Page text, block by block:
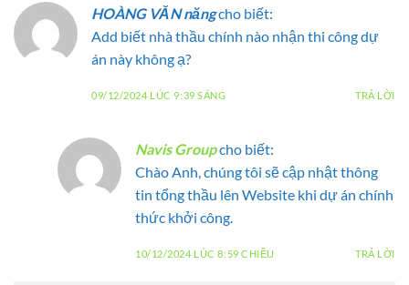
HOÀNG VĂN năngcho biết:
Add biết nhà thầu chính nào nhận thi công dự
án này không ạ?
09/12/2024 LÚC 9:39 SÁNG TRẢ LỜI
Navis Groupcho biết:
Chào Anh, chúng tôi sẽ cập nhật thông
tin tổng thầu lên Website khi dự án chính
thức khởi công.
10/12/2024 LÚC 8:59 CHIỀU TRẢ LỜI